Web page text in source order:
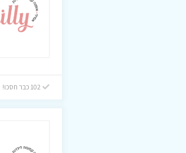
102 כבר חסכו! 0 היום